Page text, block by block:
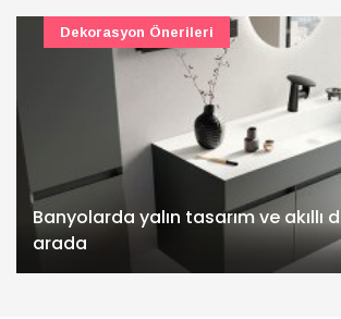
Banyolarda yalın tasarım ve akıllı
arada
Dekorasyon Önerileri